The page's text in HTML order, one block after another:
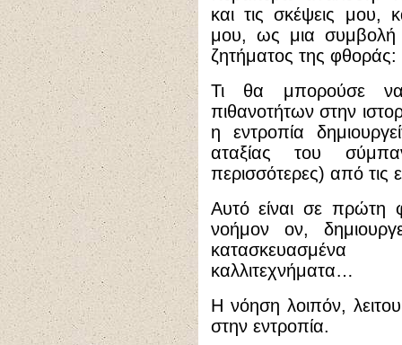
και τις σκέψεις
μου, ως μια συμβολή
ζητήματος της φθοράς:
Τι θα μπορούσε να
πιθανοτήτων στην
η εντροπία
αταξίας του
περισσότερες) από τις
Αυτό είναι σε πρώτη
νοήμον ον,
καλλιτεχνήματα…
Η νόηση λοιπόν,
στην εντροπία.